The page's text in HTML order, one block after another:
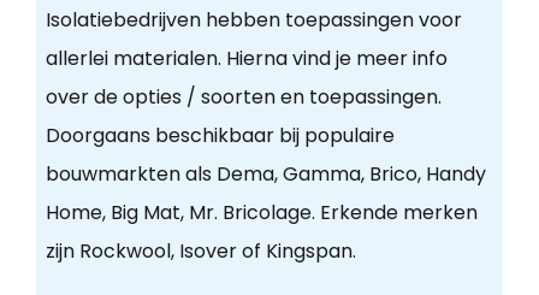
Isolatiebedrijven hebben toepassingen voor
allerlei materialen. Hierna vind je meer info
over de opties / soorten en toepassingen.
Doorgaans beschikbaar bij populaire
bouwmarkten als Dema, Gamma, Brico, Handy
Home, Big Mat, Mr. Bricolage. Erkende merken
zijn Rockwool, Isover of Kingspan.